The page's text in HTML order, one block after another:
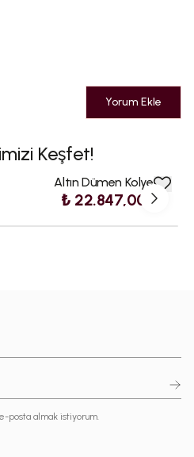
Yorum Ekle
Keşfet!
Altın Dümen Kolye
₺ 22.847,00
posta almak istiyorum.